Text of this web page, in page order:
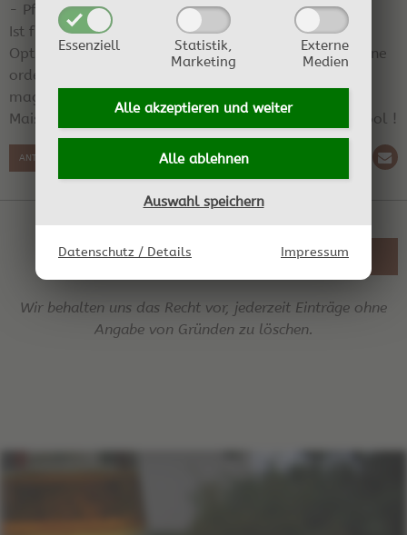
Essenziell
Statistik,
Marketing
Externe
Medien
Alle akzeptieren und weiter
Alle ablehnen
Auswahl speichern
Datenschutz / Details Impressum
- Pfui Teufel :-)).
Ist für mich als Moonshiner schon aus Prinzip keine
Option. Da leg ich doch lieber`n paar Cent mehr für ne
ordentliche "Reinzuchthefe" an. Aber jeder so wie er
mag. Wünsch Dir viel Erfolg mit Deiner Tutti Frutti
Maische. Anschließender Geschmacksbericht wäre cool !
ANTWORT SCHREIBEN
ZURÜCK ZUR ÜBERSICHT
Wir behalten uns das Recht vor, jederzeit Einträge ohne
Angabe von Gründen zu löschen.